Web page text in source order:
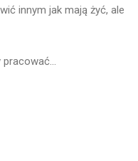
innym jak mają żyć, ale